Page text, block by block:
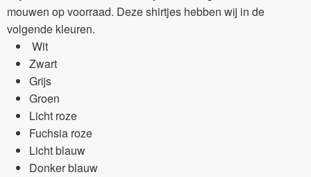
mouwen op voorraad. Deze shirtjes hebben wij in de
volgende kleuren.
Wit
Zwart
Grijs
Groen
Licht roze
Fuchsia roze
Licht blauw
Donker blauw